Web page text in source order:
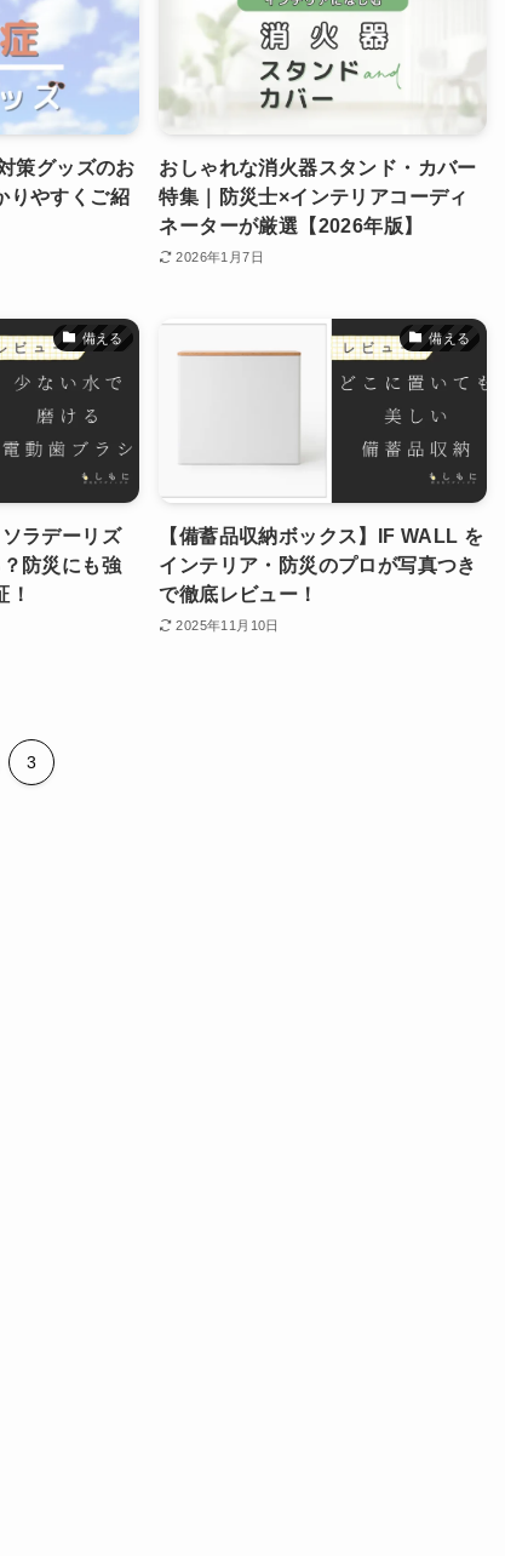
策グッズのお
りやすくご紹
おしゃれな消火器スタンド・カバー
特集｜防災士×インテリアコーディ
ネーターが厳選【2026年版】
2026年1月7日
備える
ソラデーリズ
防災にも強
！
備える
【備蓄品収納ボックス】IF WALL を
インテリア・防災のプロが写真つき
で徹底レビュー！
2025年11月10日
3